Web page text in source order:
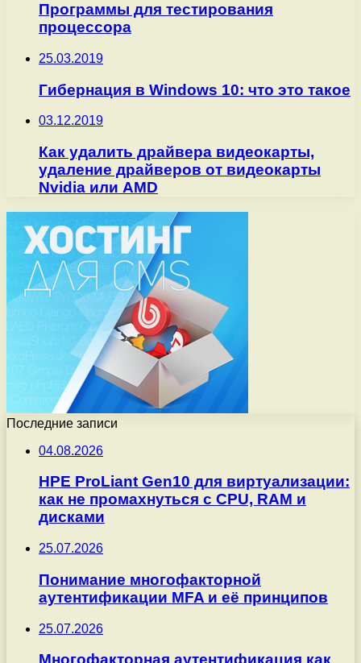
Программы для тестирования
процессора
25.03.2019
Гибернация в Windows 10: что это такое
03.12.2019
Как удалить драйвера видеокарты,
удаление драйверов от видеокарты
Nvidia или AMD
Последние записи
04.08.2026
HPE ProLiant Gen10 для виртуализации:
как не промахнуться с CPU, RAM и
дисками
25.07.2026
Понимание многофакторной
аутентификации MFA и её принципов
25.07.2026
Многофакторная аутентификация как